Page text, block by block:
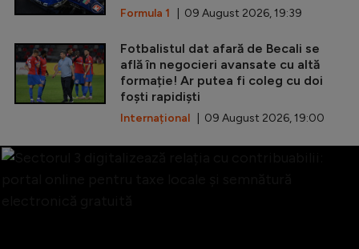
Formula 1 | 09 August 2026, 19:39
Fotbalistul dat afară de Becali se
află în negocieri avansate cu altă
formație! Ar putea fi coleg cu doi
foști rapidiști
Internațional | 09 August 2026, 19:00